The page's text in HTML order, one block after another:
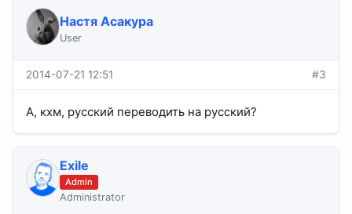
Настя Асакура
User
2014-07-21 12:51 #3
А, кхм, русский переводить на русский?
Exile
Admin
Administrator